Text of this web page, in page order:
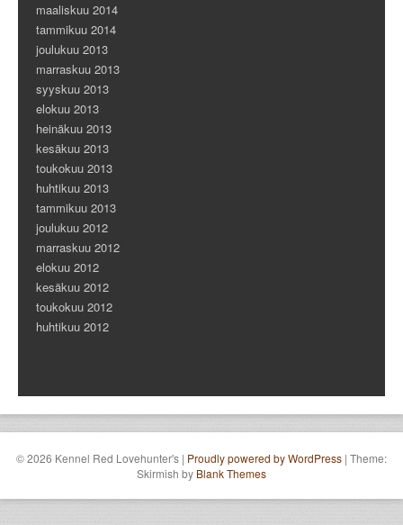
maaliskuu 2014
tammikuu 2014
joulukuu 2013
marraskuu 2013
syyskuu 2013
elokuu 2013
heinäkuu 2013
kesäkuu 2013
toukokuu 2013
huhtikuu 2013
tammikuu 2013
joulukuu 2012
marraskuu 2012
elokuu 2012
kesäkuu 2012
toukokuu 2012
huhtikuu 2012
© 2026 Kennel Red Lovehunter's | Proudly powered by WordPress | Theme:
Skirmish by Blank Themes